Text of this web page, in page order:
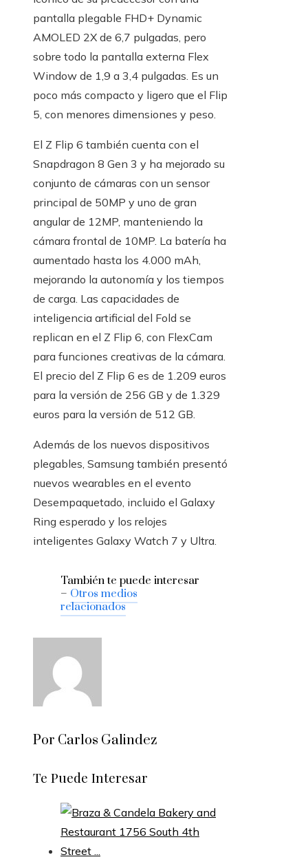
pantalla plegable FHD+ Dynamic
AMOLED 2X de 6,7 pulgadas, pero
sobre todo la pantalla externa Flex
Window de 1,9 a 3,4 pulgadas. Es un
poco más compacto y ligero que el Flip
5, con menores dimensiones y peso.
El Z Flip 6 también cuenta con el
Snapdragon 8 Gen 3 y ha mejorado su
conjunto de cámaras con un sensor
principal de 50MP y uno de gran
angular de 12MP, manteniendo la
cámara frontal de 10MP. La batería ha
aumentado hasta los 4.000 mAh,
mejorando la autonomía y los tiempos
de carga. Las capacidades de
inteligencia artificial del Fold se
replican en el Z Flip 6, con FlexCam
para funciones creativas de la cámara.
El precio del Z Flip 6 es de 1.209 euros
para la versión de 256 GB y de 1.329
euros para la versión de 512 GB.
Además de los nuevos dispositivos
plegables, Samsung también presentó
nuevos wearables en el evento
Desempaquetado, incluido el Galaxy
Ring esperado y los relojes
inteligentes Galaxy Watch 7 y Ultra.
También te puede interesar
– Otros medios
relacionados
Por Carlos Galindez
Te Puede Interesar